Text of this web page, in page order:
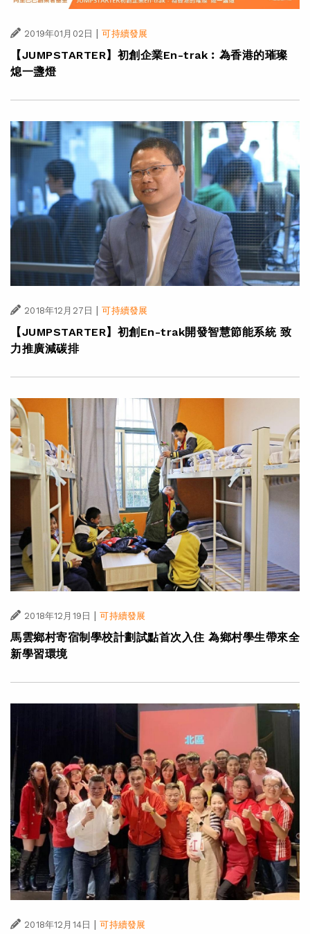
2019年01月02日 | 可持續發展
【JUMPSTARTER】初創企業En-trak︰為香港的璀璨
熄一盞燈
2018年12月27日 | 可持續發展
【JUMPSTARTER】初創En-trak開發智慧節能系統 致
力推廣減碳排
2018年12月19日 | 可持續發展
馬雲鄉村寄宿制學校計劃試點首次入住 為鄉村學生帶來全
新學習環境
2018年12月14日 可持續發展